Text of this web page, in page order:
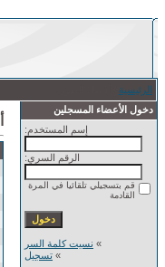
الرئيسية
دخول الأعضاء المسجلين
إسم المستخدم:
الرقم السري:
قم بتسجيلي تلقائيا في المرة
القادمة
» نسيت كلمة السر
» تسجيل